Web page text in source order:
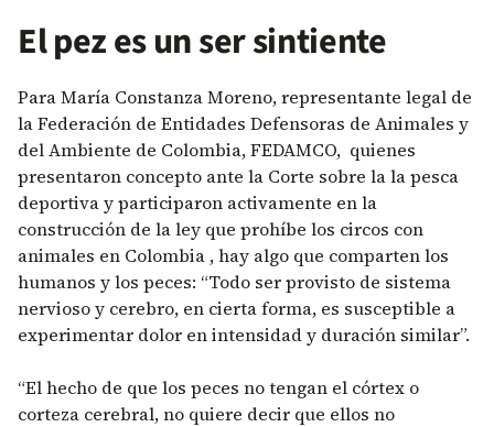
El pez es un ser sintiente
Para María Constanza Moreno, representante legal de
la Federación de Entidades Defensoras de Animales y
del Ambiente de Colombia, FEDAMCO, quienes
presentaron concepto ante la Corte sobre la la pesca
deportiva y participaron activamente en la
construcción de la ley que prohíbe los circos con
animales en Colombia , hay algo que comparten los
humanos y los peces: “Todo ser provisto de sistema
nervioso y cerebro, en cierta forma, es susceptible a
experimentar dolor en intensidad y duración similar”.
“El hecho de que los peces no tengan el córtex o
corteza cerebral, no quiere decir que ellos no